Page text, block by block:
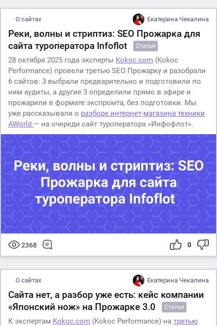
О сайтах Екатерина Чекалина
Реки, волны и стриптиз: SEO Прожарка для
сайта туроператора Infoflot
Статья
28 октября 2025 года эксперты Kokoc.com (Kokoc
Performance) провели третью SEO Прожарку и разобрали
6 сайтов: 3 выбрали предварительно и подготовили по
ним аудиты, а другие 3 определили прямо в эфире и
прожарили в формате экспромта, без подготовки. Мы
уже рассказывали о разборе интернет-магазина техники
AWorld — на очереди сайт туроператора «Инфофлот».
2368 0
О сайтах Екатерина Чекалина
Сайта нет, а разбор уже есть: кейс компании
«Японский нож» на Прожарке 3.0
Статья
К экспертам Kokoc.com (Kokoc Performance) на третью